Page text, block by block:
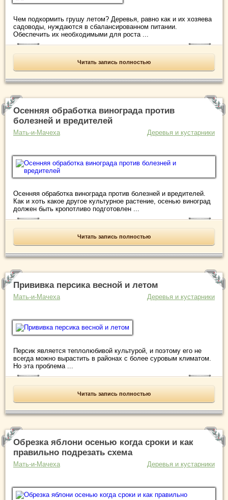
Чем подкормить грушу летом? Деревья, равно как и их хозяева
садоводы, нуждаются в сбалансированном питании.
Обеспечить их необходимыми для роста ...
Читать запись полностью
Осенняя обработка винограда против
болезней и вредителей
Мать-и-Мачеха Деревья и кустарники
Осенняя обработка винограда против болезней и вредителей.
Как и хоть какое другое культурное растение, осенью виноград
должен быть кропотливо подготовлен ...
Читать запись полностью
Прививка персика весной и летом
Мать-и-Мачеха Деревья и кустарники
Персик является теплолюбивой культурой, и поэтому его не
всегда можно вырастить в районах с более суровым климатом.
Но эта проблема ...
Читать запись полностью
Обрезка яблони осенью когда сроки и как
правильно подрезать схема
Мать-и-Мачеха Деревья и кустарники